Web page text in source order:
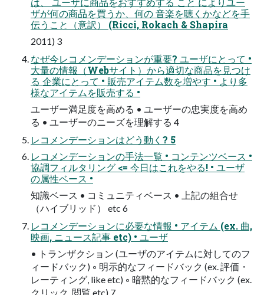
ザが何の商品を買うか、何の 音楽を聴くかなどを手
伝うこと（意訳） (Ricci, Rokach & Shapira
2011) 3
なぜ今レコメンデーションが重要? ユーザにとって •
大量の情報（Webサイト）から適切な商品を見つけ
る 企業にとって • 販売アイテム数を増やす • より多
様なアイテムを販売する •
ユーザー満足度を高める • ユーザーの忠実度を高め
る • ユーザーのニーズを理解する 4
レコメンデーションはどう動く? 5
レコメンデーションの手法一覧 • コンテンツベース •
協調フィルタリング <= 今日はこれをやる! • ユーザ
の属性ベース •
知識ベース • コミュニティベース • 上記の組合せ
（ハイブリッド） etc 6
レコメンデーションに必要な情報 • アイテム (ex. 曲,
映画, ニュース記事 etc) • ユーザ
• トランザクション (ユーザのアイテムに対してのフ
ィードバック) ◦ 明示的なフィードバック (ex. 評価・
レーティング, like etc) ◦ 暗黙的なフィードバック (ex.
クリック, 閲覧 etc) 7